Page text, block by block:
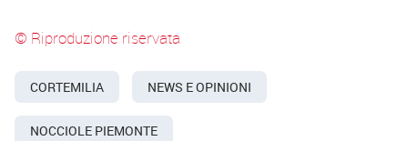
© Riproduzione riservata
CORTEMILIA NEWS E OPINIONI
NOCCIOLE PIEMONTE